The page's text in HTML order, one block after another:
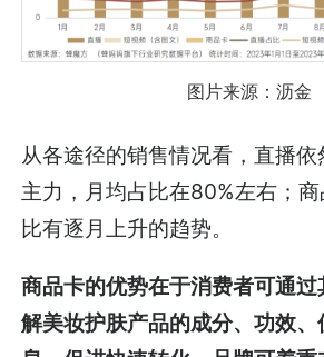
图片来源：沥金
从各途径的销售情况看，直播
主力，月均占比在80%左右；
比有逐月上升的趋势。
商品卡的优势在于消费者可通过
解美妆护肤产品的成分、功效